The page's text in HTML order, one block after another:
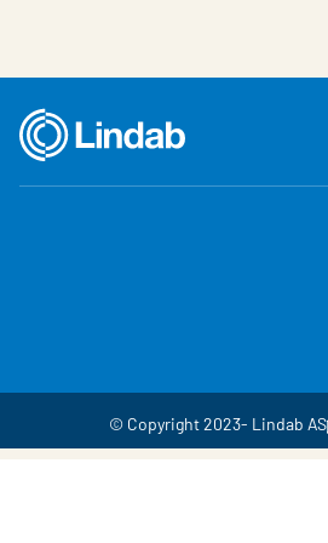
© Copyright 2023- Lindab AS